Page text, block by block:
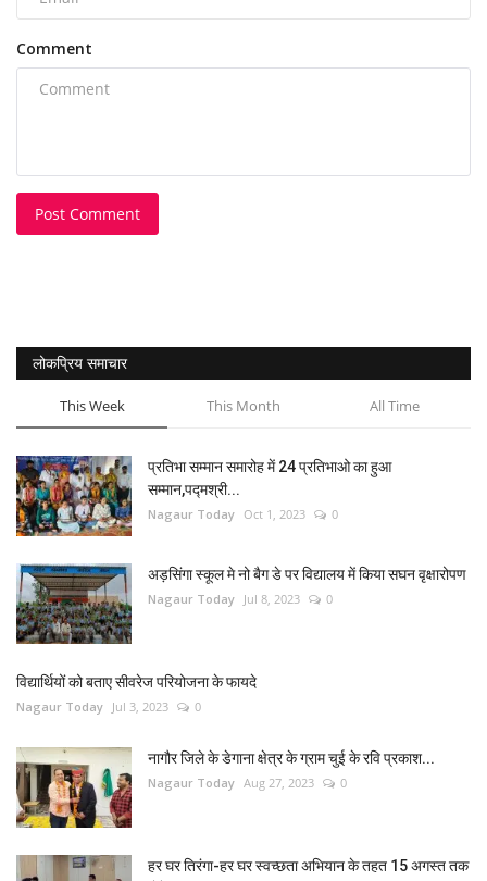
Comment
Post Comment
लोकप्रिय समाचार
This Week This Month All Time
प्रतिभा सम्मान समारोह में 24 प्रतिभाओ का हुआ
सम्मान,पद्मश्री...
Nagaur Today Oct 1, 2023 0
अड़सिंगा स्कूल मे नो बैग डे पर विद्यालय में किया सघन वृक्षारोपण
Nagaur Today Jul 8, 2023 0
विद्यार्थियों को बताए सीवरेज परियोजना के फायदे
Nagaur Today Jul 3, 2023 0
नागौर जिले के डेगाना क्षेत्र के ग्राम चुई के रवि प्रकाश...
Nagaur Today Aug 27, 2023 0
हर घर तिरंगा-हर घर स्वच्छता अभियान के तहत 15 अगस्त तक